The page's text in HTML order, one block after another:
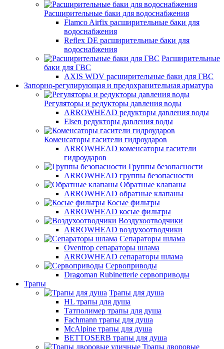
Расширительные баки для водоснабжения
Flamco Airfix расширительные баки для
водоснабжения
Reflex DЕ расширительные баки для
водоснабжения
Расширительные
баки для ГВС
AXIS WDV расширительные баки для ГВС
Запорно-регулирующая и предохранительная арматура
Регуляторы и редукторы давления воды
ARROWHEAD редукторы давления воды
Elsen редукторы давления воды
Коменсаторы гасители гидроударов
ARROWHEAD коменсаторы гасители
гидроударов
Группы безопасности
ARROWHEAD группы безопасности
Обратные клапаны
ARROWHEAD обратные клапаны
Косые фильтры
ARROWHEAD косые фильтры
Воздухоотводчики
ARROWHEAD воздухоотводчики
Сепараторы шлама
Oventrop cепараторы шлама
ARROWHEAD сепараторы шлама
Сервоприводы
Dragoman Rubinetterie сервоприводы
Трапы
Трапы для душа
HL трапы для душа
Татполимер трапы для душа
Fachmann трапы для душа
McAlpine трапы для душа
BETTOSERB трапы для душа
Трапы дворовые